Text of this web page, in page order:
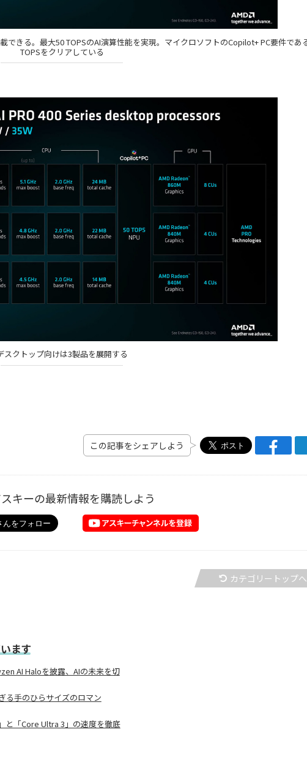
きる。最大50 TOPSのAI演算性能を実現。マイクロソフトのCopilot+ PC要件であ
TOPSをクリアしている
スクトップ向けは3製品を展開する
この記事をシェアしよう
キーの最新情報を購読しよう
カテゴリートップへ
ます
AI Haloを披露、AIの未来を切
る手のひらサイズのロマン
と「Core Ultra 3」の速度を徹底